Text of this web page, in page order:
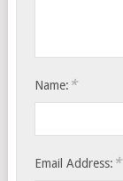
Name: *
Email Address: *